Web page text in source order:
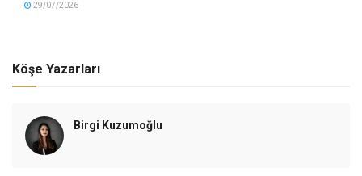
29/07/2026
Köşe Yazarları
Birgi Kuzumoğlu